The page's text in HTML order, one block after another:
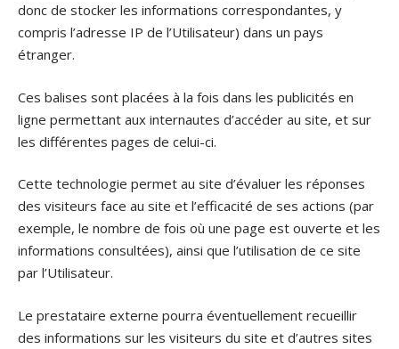
donc de stocker les informations correspondantes, y
compris l’adresse IP de l’Utilisateur) dans un pays
étranger.
Ces balises sont placées à la fois dans les publicités en
ligne permettant aux internautes d’accéder au site, et sur
les différentes pages de celui-ci.
Cette technologie permet au site d’évaluer les réponses
des visiteurs face au site et l’efficacité de ses actions (par
exemple, le nombre de fois où une page est ouverte et les
informations consultées), ainsi que l’utilisation de ce site
par l’Utilisateur.
Le prestataire externe pourra éventuellement recueillir
des informations sur les visiteurs du site et d’autres sites